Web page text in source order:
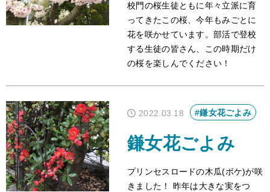
校門の桜生徒ともに年々立派に育
ってきたこの桜、今年もみごとに
花を咲かせています。部活で登校
する生徒の皆さん、この時期だけ
の桜を楽しんでください！
2022.03.18 #鎌女花ごよみ
鎌女花ごよみ
プリンセスロードの木瓜(ボケ)が咲
きました！ 昨年は大きな実をつ